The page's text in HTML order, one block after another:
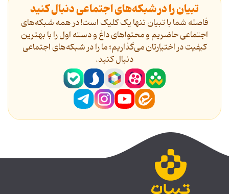
تبیان را در شبکه‌های اجتماعی دنبال کنید
فاصله شما با تبیان تنها یک کلیک است! در همه شبکه‌های
اجتماعی حاضریم و محتواهای داغ و دسته اول را با بهترین
کیفیت در اختیارتان می‌گذاریم؛ ما را در شبکه‌های اجتماعی
دنیال کنید.